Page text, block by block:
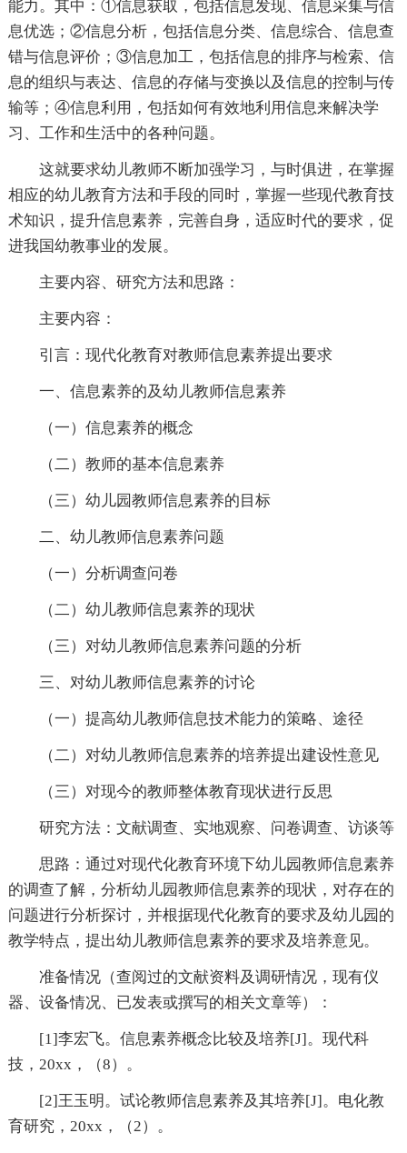
能力。其中：①信息获取，包括信息发现、信息采集与信
息优选；②信息分析，包括信息分类、信息综合、信息查
错与信息评价；③信息加工，包括信息的排序与检索、信
息的组织与表达、信息的存储与变换以及信息的控制与传
输等；④信息利用，包括如何有效地利用信息来解决学
习、工作和生活中的各种问题。
这就要求幼儿教师不断加强学习，与时俱进，在掌握
相应的幼儿教育方法和手段的同时，掌握一些现代教育技
术知识，提升信息素养，完善自身，适应时代的要求，促
进我国幼教事业的发展。
主要内容、研究方法和思路：
主要内容：
引言：现代化教育对教师信息素养提出要求
一、信息素养的及幼儿教师信息素养
（一）信息素养的概念
（二）教师的基本信息素养
（三）幼儿园教师信息素养的目标
二、幼儿教师信息素养问题
（一）分析调查问卷
（二）幼儿教师信息素养的现状
（三）对幼儿教师信息素养问题的分析
三、对幼儿教师信息素养的讨论
（一）提高幼儿教师信息技术能力的策略、途径
（二）对幼儿教师信息素养的培养提出建设性意见
（三）对现今的教师整体教育现状进行反思
研究方法：文献调查、实地观察、问卷调查、访谈等
思路：通过对现代化教育环境下幼儿园教师信息素养
的调查了解，分析幼儿园教师信息素养的现状，对存在的
问题进行分析探讨，并根据现代化教育的要求及幼儿园的
教学特点，提出幼儿教师信息素养的要求及培养意见。
准备情况（查阅过的文献资料及调研情况，现有仪
器、设备情况、已发表或撰写的相关文章等）：
[1]李宏飞。信息素养概念比较及培养[J]。现代科
技，20xx，（8）。
[2]王玉明。试论教师信息素养及其培养[J]。电化教
育研究，20xx，（2）。